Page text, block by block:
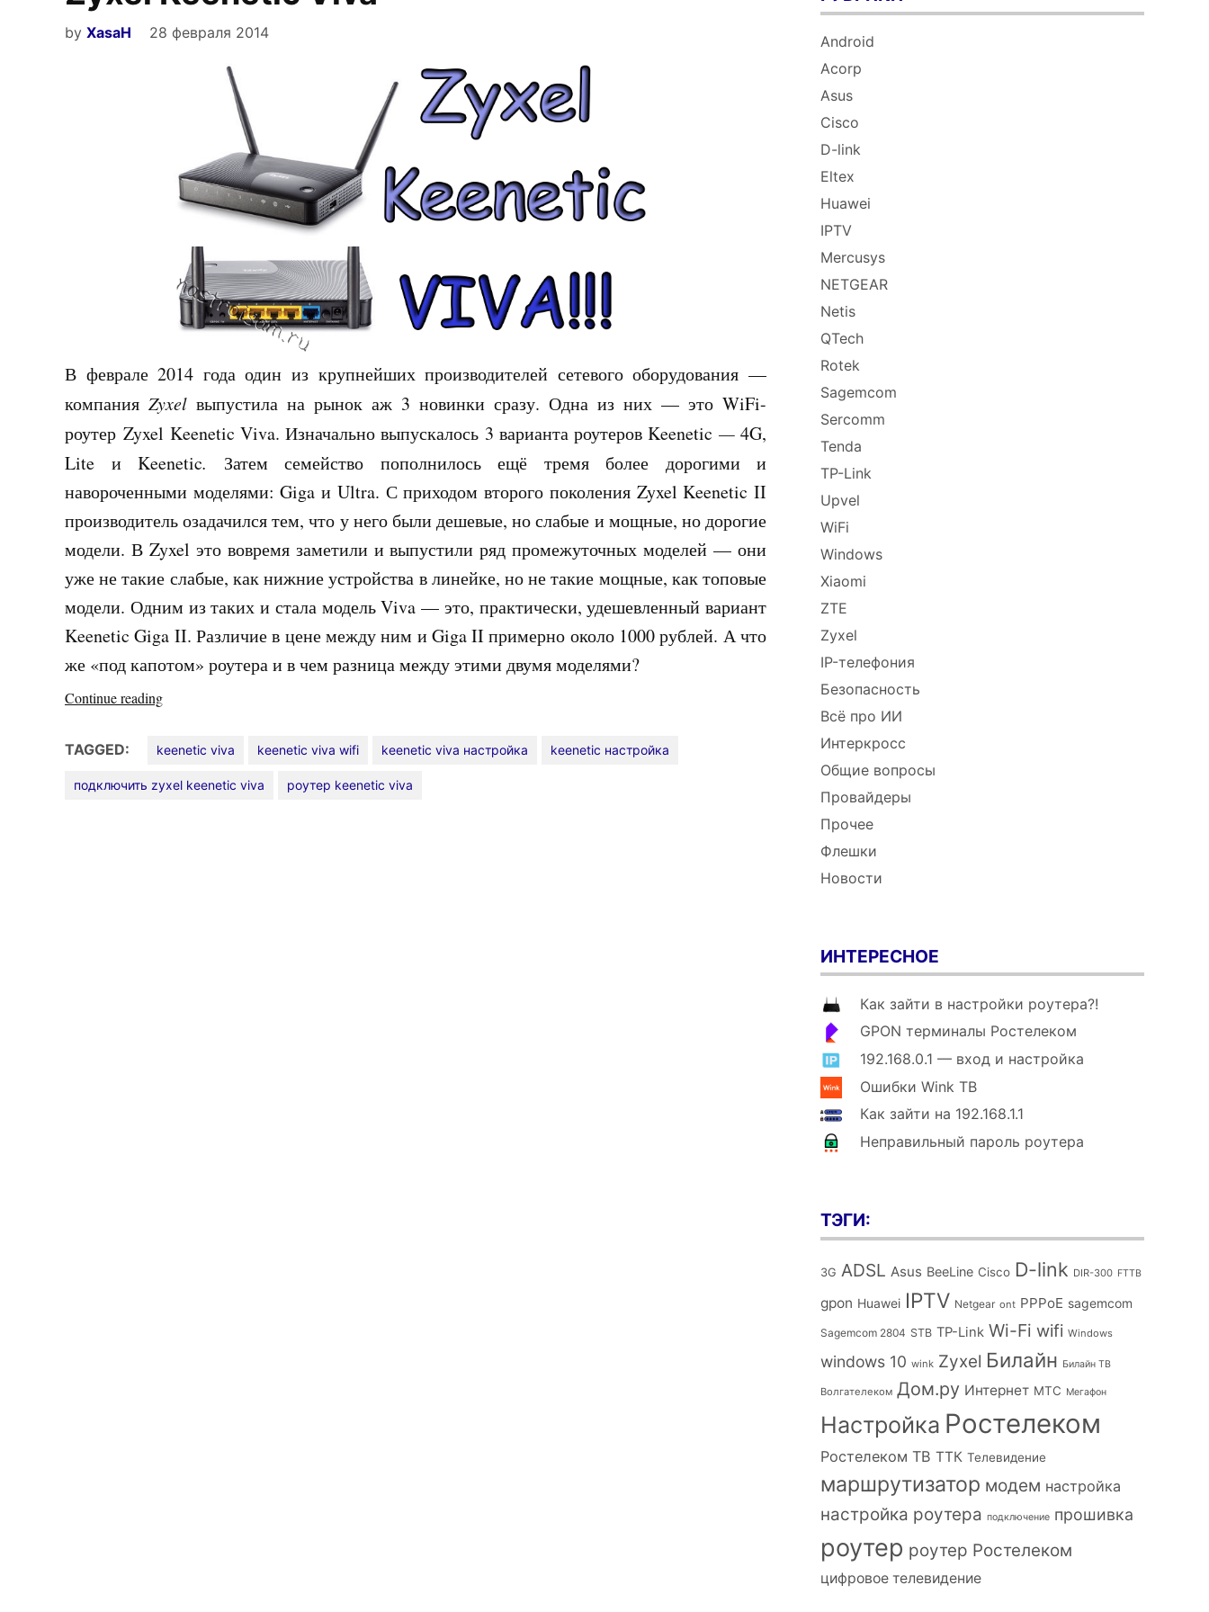
by XasaH 28 февраля 2014
В феврале 2014 года один из крупнейших производителей сетевого оборудования —
компания Zyxel выпустила на рынок аж 3 новинки сразу. Одна из них — это WiFi-
роутер Zyxel Keenetic Viva. Изначально выпускалось 3 варианта роутеров Keenetic —4G,
Lite и Keenetic. Затем семейство пополнилось ещё тремя более дорогими и
навороченными моделями: Giga и Ultra. С приходом второго поколения Zyxel Keenetic II
производитель озадачился тем, что у него были дешевые, но слабые и мощные, но дорогие
модели. В Zyxel это вовремя заметили и выпустили ряд промежуточных моделей — они
уже не такие слабые, как нижние устройства в линейке, но не такие мощные, как топовые
модели. Одним из таких и стала модель Viva — это, практически, удешевленный вариант
Keenetic Giga II. Различие в цене между ним и Giga II примерно около 1000 рублей. А что
же «под капотом» роутера и в чем разница между этими двумя моделями?
Continue reading«Zyxel
Viva»
TAGGED: keenetic viva keenetic viva wifi keenetic viva настройка keenetic настройка
подключить zyxel keenetic viva роутер keenetic viva
Android
Acorp
Asus
Cisco
D-link
Eltex
Huawei
IPTV
Mercusys
NETGEAR
Netis
QTech
Rotek
Sagemcom
Sercomm
Tenda
TP-Link
Upvel
WiFi
Windows
Xiaomi
ZTE
Zyxel
IP-телефония
Безопасность
Всё про ИИ
Интеркросс
Общие вопросы
Провайдеры
Прочее
Флешки
Новости
ИНТЕРЕСНОЕ
Как зайти в настройки роутера?!
GPON терминалы Ростелеком
192.168.0.1 — вход и настройка
Ошибки Wink ТВ
Как зайти на 192.168.1.1
Неправильный пароль роутера
ТЭГИ:
3G ADSL Asus BeeLine Cisco D-link DIR-300 FTTB
gpon Huawei IPTV Netgear ont PPPoE sagemcom
Sagemcom 2804 STB TP-Link Wi-Fi wifi Windows
windows 10 wink Zyxel Билайн Билайн ТВ
Волгателеком Дом.ру Интернет МТС Мегафон
Настройка Ростелеком
Ростелеком ТВ ТТК Телевидение
маршрутизатор модем настройка
настройка роутера подключение прошивка
роутер роутер Ростелеком
цифровое телевидение